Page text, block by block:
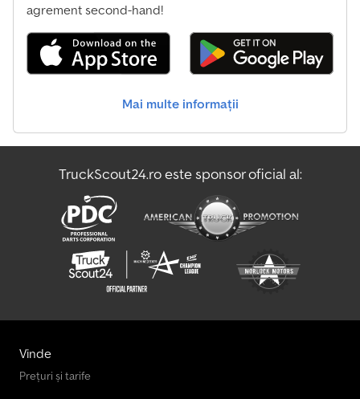
agrement second-hand!
Mai multe informații
TruckScout24.ro este sponsor oficial al:
Vinde
Prețuri și tarife